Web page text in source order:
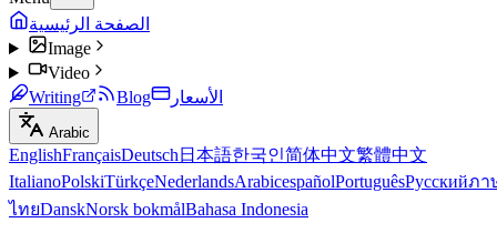
الصفحة الرئيسية
Image
Video
Writing
Blog الأسعار
Arabic
EnglishFrançaisDeutsch 日本語한국인简体中文繁體中文
ItalianoPolskiTürkçeNederlandsArabicespañolPortuguêsРусскийภา
ไทยDanskNorsk bokmålBahasa Indonesia